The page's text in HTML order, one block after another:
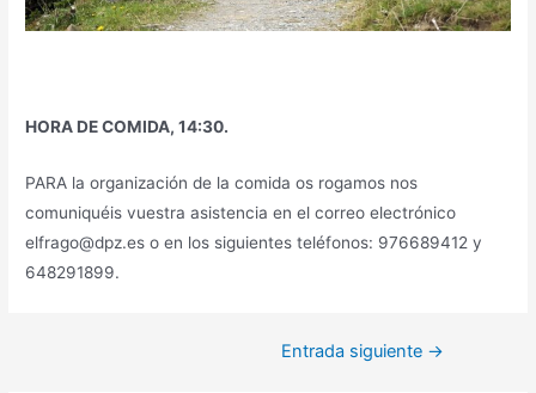
HORA DE COMIDA, 14:30.
PARA la organización de la comida os rogamos nos
comuniquéis vuestra asistencia en el correo electrónico
elfrago@dpz.es o en los siguientes teléfonos: 976689412 y
648291899.
Entrada siguiente →